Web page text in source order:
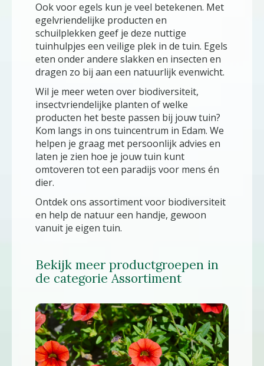
Ook voor egels kun je veel betekenen. Met
egelvriendelijke producten en
schuilplekken geef je deze nuttige
tuinhulpjes een veilige plek in de tuin. Egels
eten onder andere slakken en insecten en
dragen zo bij aan een natuurlijk evenwicht.
Wil je meer weten over biodiversiteit,
insectvriendelijke planten of welke
producten het beste passen bij jouw tuin?
Kom langs in ons tuincentrum in Edam. We
helpen je graag met persoonlijk advies en
laten je zien hoe je jouw tuin kunt
omtoveren tot een paradijs voor mens én
dier.
Ontdek ons assortiment voor biodiversiteit
en help de natuur een handje, gewoon
vanuit je eigen tuin.
Bekijk meer productgroepen in
de categorie Assortiment